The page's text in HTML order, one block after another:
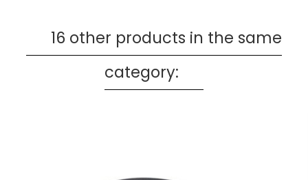
16 other products in the same
category: